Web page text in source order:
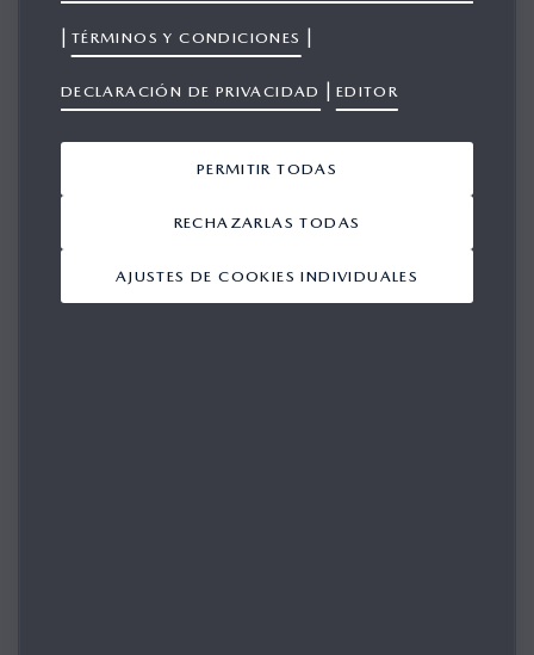
Director, Presidente y CEO, Mazda Motor Corporation
Biography Masahiro Moro, Representative
Director, President and CEO, Mazda Motor
22/07/2026
| TÉRMINOS Y CONDICIONES |
DECLARACIÓN DE PRIVACIDAD | EDITOR
AJUSTES DE COOKIES INDIVIDUALES
RECHAZARLAS TODAS
PERMITIR TODAS